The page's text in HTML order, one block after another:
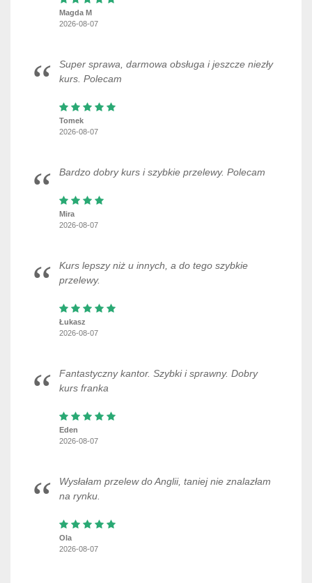
Magda M
2026-08-07
Super sprawa, darmowa obsługa i jeszcze niezły
kurs. Polecam
Tomek
2026-08-07
Bardzo dobry kurs i szybkie przelewy. Polecam
Mira
2026-08-07
Kurs lepszy niż u innych, a do tego szybkie
przelewy.
Łukasz
2026-08-07
Fantastyczny kantor. Szybki i sprawny. Dobry
kurs franka
Eden
2026-08-07
Wysłałam przelew do Anglii, taniej nie znalazłam
na rynku.
Ola
2026-08-07